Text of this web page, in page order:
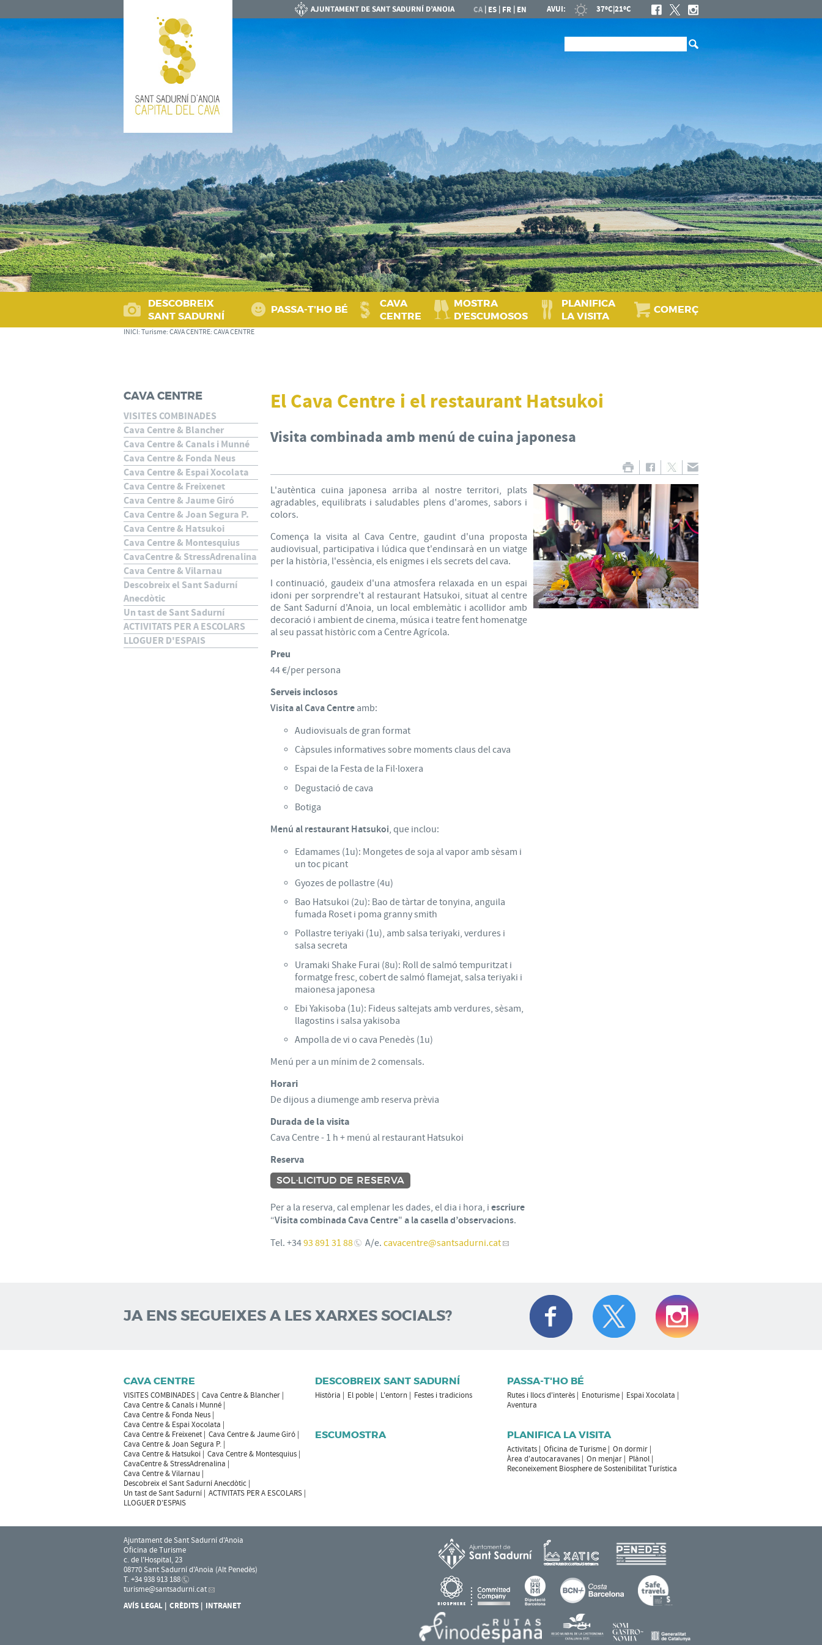
CA| ES | FR | EN AVUI: 37ºC|21ºC
DESCOBREIX
SANT SADURNÍ
PASSA‑T'HO BÉ
CAVA
CENTRE
MOSTRA
D'ESCUMOSOS
PLANIFICA
LA VISITA
COMERÇ
INICI: Turisme: CAVA CENTRE: CAVA CENTRE
CAVA CENTRE
VISITES COMBINADES
Cava Centre & Blancher
Cava Centre & Canals i Munné
Cava Centre & Fonda Neus
Cava Centre & Espai Xocolata
Cava Centre & Freixenet
Cava Centre & Jaume Giró
Cava Centre & Joan Segura P.
Cava Centre & Hatsukoi
Cava Centre & Montesquius
CavaCentre & StressAdrenalina
Cava Centre & Vilarnau
Descobreix el Sant Sadurní
Anecdòtic
Un tast de Sant Sadurní
ACTIVITATS PER A ESCOLARS
LLOGUER D'ESPAIS
El Cava Centre i el restaurant Hatsukoi
Visita combinada amb menú de cuina japonesa
L'autèntica cuina japonesa arriba al nostre territori, plats
agradables, equilibrats i saludables plens d'aromes, sabors i
colors.
Comença la visita al Cava Centre, gaudint d'una proposta
audiovisual, participativa i lúdica que t'endinsarà en un viatge
per la història, l'essència, els enigmes i els secrets del cava.
I continuació, gaudeix d'una atmosfera relaxada en un espai
idoni per sorprendre't al restaurant Hatsukoi, situat al centre
de Sant Sadurní d'Anoia, un local emblemàtic i acollidor amb
decoració i ambient de cinema, música i teatre fent homenatge
al seu passat històric com a Centre Agrícola.
Preu
44 €/per persona
Serveis inclosos
Visita alCava Centre amb:
Audiovisuals de gran format
Càpsules informatives sobre moments claus del cava
Espai de la Festa de la Fil·loxera
Degustació de cava
Botiga
Menú al restaurant Hatsukoi, que inclou:
Edamames (1u): Mongetes de soja al vapor amb sèsam i
un toc picant
Gyozes de pollastre (4u)
Bao Hatsukoi (2u): Bao de tàrtar de tonyina, anguila
fumada Roset i poma granny smith
Pollastre teriyaki (1u), amb salsa teriyaki, verdures i
salsa secreta
Uramaki Shake Furai (8u): Roll de salmó tempuritzat i
formatge fresc, cobert de salmó flamejat, salsa teriyaki i
maionesa japonesa
Ebi Yakisoba (1u): Fideus saltejats amb verdures, sèsam,
llagostins i salsa yakisoba
Ampolla de vi o cava Penedès (1u)
Menú per a un mínim de 2 comensals.
Horari
De dijous a diumenge amb reserva prèvia
Durada de la visita
Cava Centre - 1 h + menú al restaurant Hatsukoi
Reserva
SOL·LICITUD DE RESERVA
Per a la reserva, cal emplenar les dades, el dia i hora, i escriure
“Visita combinada Cava Centre" a la casella d’observacions.
Tel. +3493 891 31 88 A/e. cavacentre@santsadurni.cat
JA ENS SEGUEIXES A LES XARXES SOCIALS?
CAVA CENTRE
VISITES COMBINADES
Cava Centre & Blancher
Cava Centre & Canals i Munné
Cava Centre & Fonda Neus
Cava Centre & Espai Xocolata
Cava Centre & Freixenet
Cava Centre & Jaume Giró
Cava Centre & Joan Segura P.
Cava Centre & Hatsukoi
Cava Centre & Montesquius
CavaCentre & StressAdrenalina
Cava Centre & Vilarnau
Descobreix el Sant Sadurní Anecdòtic
Un tast de Sant Sadurní
ACTIVITATS PER A ESCOLARS
LLOGUER D'ESPAIS
DESCOBREIX SANT SADURNÍ
Història El poble L'entorn Festes i tradicions
PASSA-T'HO BÉ
Rutes i llocs d'interès Enoturisme
Espai Xocolata
Aventura
ESCUMOSTRA PLANIFICA LA VISITA
Activitats Oficina de Turisme
On dormir
Àrea d'autocaravanes
On menjar
Plànol
Reconeixement Biosphere de Sostenibilitat Turística
Ajuntament de Sant Sadurní d'Anoia
Oficina de Turisme
c. de l'Hospital, 23
08770 Sant Sadurní d'Anoia (Alt Penedès)
T. +34 938 913 188
turisme@santsadurni.cat
AVÍS LEGAL CRÈDITS INTRANET